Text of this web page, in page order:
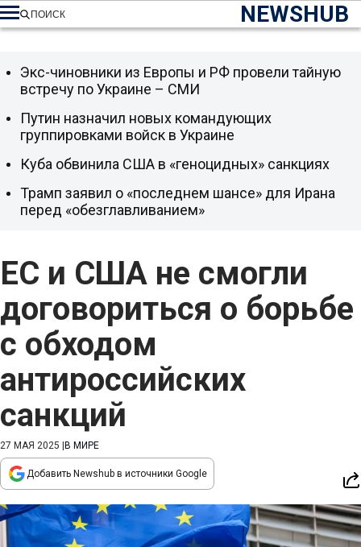
NEWSHUB
ПОИСК
ЕС и США не смогли
договориться о борьбе
с обходом
антироссийских
санкций
27 МАЯ 2025 В МИРЕ
Добавить Newshub в источники Google
Экс-чиновники из Европы и РФ провели тайную
встречу по Украине – СМИ
Путин назначил новых командующих
группировками войск в Украине
Куба обвинила США в «геноцидных» санкциях
Трамп заявил о «последнем шансе» для Ирана
перед «обезглавливанием»